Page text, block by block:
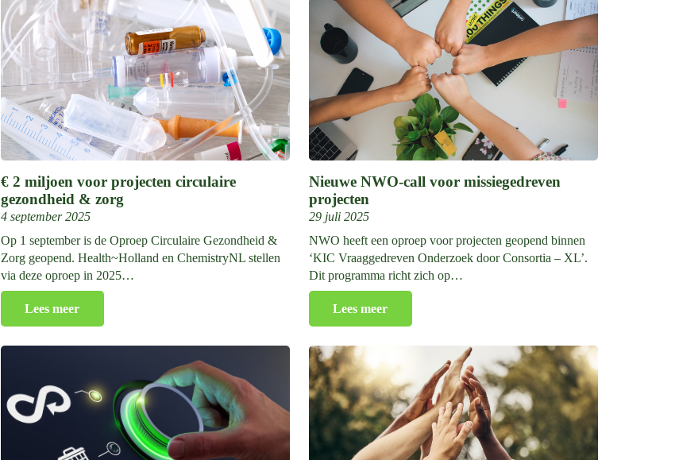
€ 2 miljoen voor projecten circulaire
gezondheid & zorg
4 september 2025
Op 1 september is de Oproep Circulaire Gezondheid &
Zorg geopend. Health~Holland en ChemistryNL stellen
via deze oproep in 2025…
Lees meer
Nieuwe NWO-call voor missiegedreven
projecten
29 juli 2025
NWO heeft een oproep voor projecten geopend binnen
‘KIC Vraaggedreven Onderzoek door Consortia – XL’.
Dit programma richt zich op…
Lees meer